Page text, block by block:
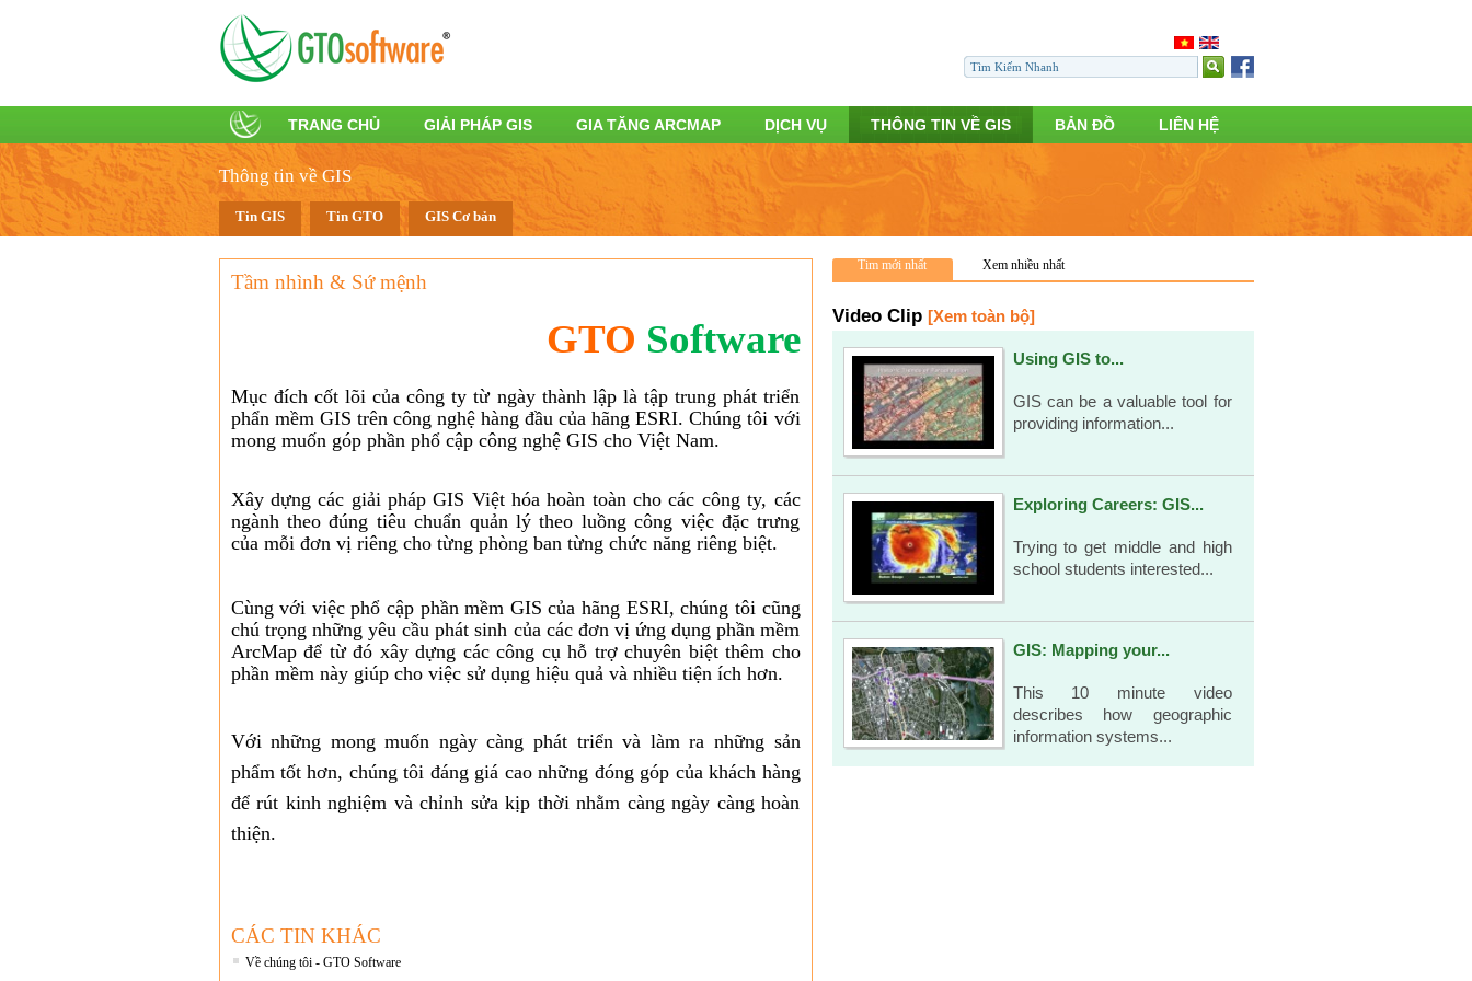
TRANG CHỦ GIẢI PHÁP GIS GIA TĂNG ARCMAP DỊCH VỤ THÔNG TIN VỀ GIS BẢN ĐỒ LIÊN HỆ
Thông tin về GIS
Tin GIS Tin GTO GIS Cơ bản
Tầm nhình & Sứ mệnh
GTO Software
Mục đích cốt lõi của công ty từ ngày thành lập là tập trung phát triển
phẩn mềm GIS trên công nghệ hàng đầu của hãng ESRI. Chúng tôi với
mong muốn góp phần phổ cập công nghệ GIS cho Việt Nam.
Xây dựng các giải pháp GIS Việt hóa hoàn toàn cho các công ty, các
ngành theo đúng tiêu chuẩn quản lý theo luồng công việc đặc trưng
của mỗi đơn vị riêng cho từng phòng ban từng chức năng riêng biệt.
Cùng với việc phổ cập phần mềm GIS của hãng ESRI, chúng tôi cũng
chú trọng những yêu cầu phát sinh của các đơn vị ứng dụng phần mềm
ArcMap để từ đó xây dựng các công cụ hỗ trợ chuyên biệt thêm cho
phần mềm này giúp cho việc sử dụng hiệu quả và nhiều tiện ích hơn.
Với những mong muốn ngày càng phát triển và làm ra những sản
phẩm tốt hơn, chúng tôi đáng giá cao những đóng góp của khách hàng
để rút kinh nghiệm và chỉnh sửa kịp thời nhằm càng ngày càng hoàn
thiện.
CÁC TIN KHÁC
Về chúng tôi - GTO Software
Tim mới nhất Xem nhiều nhất
Video Clip [Xem toàn bộ]
Using GIS to...
GIS can be a valuable tool for
providing information...
Exploring Careers: GIS...
Trying to get middle and high
school students interested...
GIS: Mapping your...
This 10 minute video
describes how geographic
information systems...